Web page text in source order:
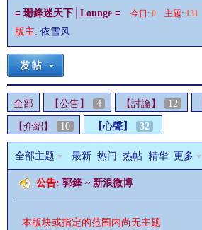
§ » › ›
≡ 珊鋒迷天下│Lounge ≡ 今日: 0 主题: 131
版主: 依雪风
全部 【公告】 4 【討論】 12
【介紹】 10 【心聲】 32
全部主题 最新 热门 热帖 精华 更多
公告: 郭鋒 ~ 新浪微博
本版块或指定的范围内尚无主题